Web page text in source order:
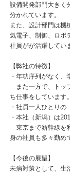
設備開発部門大きく
分かれています。
また、設計部門は機
気電子、制御、ロボ
社員がが活躍してい
【弊社の特徴】
・年功序列がなく、
また一方で、トッ
ち仕事をしています。
・社員一人ひとりの
・本社（新潟）は
東京まで新幹線を
身の社員も多々勤め
【今後の展望】
未病対策として、生